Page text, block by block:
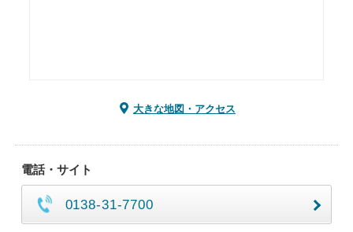
大きな地図・アクセス
電話・サイト
0138-31-7700